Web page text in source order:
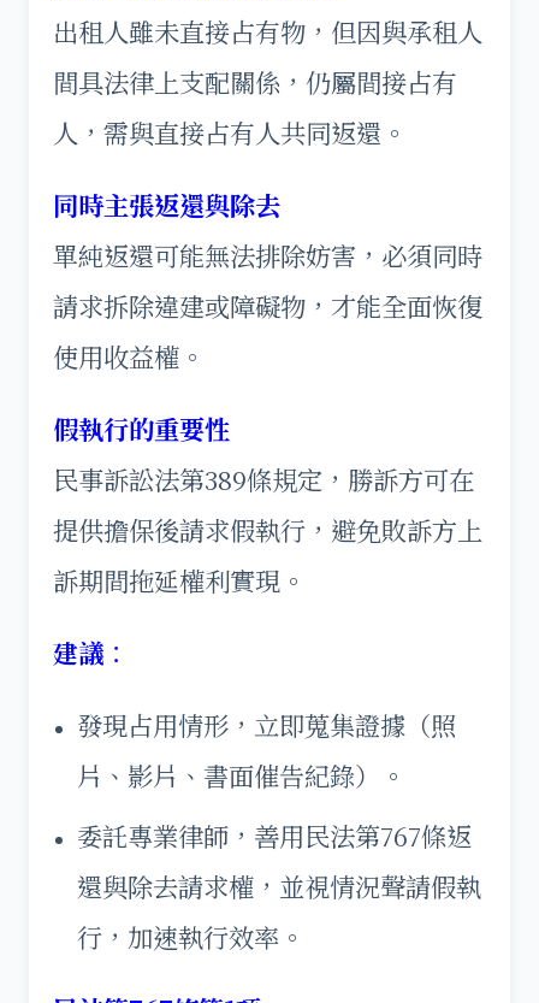
出租人雖未直接占有物，但因與承租人
間具法律上支配關係，仍屬間接占有
人，需與直接占有人共同返還。
同時主張返還與除去
單純返還可能無法排除妨害，必須同時
請求拆除違建或障礙物，才能全面恢復
使用收益權。
假執行的重要性
民事訴訟法第389條規定，勝訴方可在
提供擔保後請求假執行，避免敗訴方上
訴期間拖延權利實現。
建議 ：
發現占用情形，立即蒐集證據（照
片、影片、書面催告紀錄）。
委託專業律師，善用民法第767條返
還與除去請求權，並視情況聲請假執
行，加速執行效率。